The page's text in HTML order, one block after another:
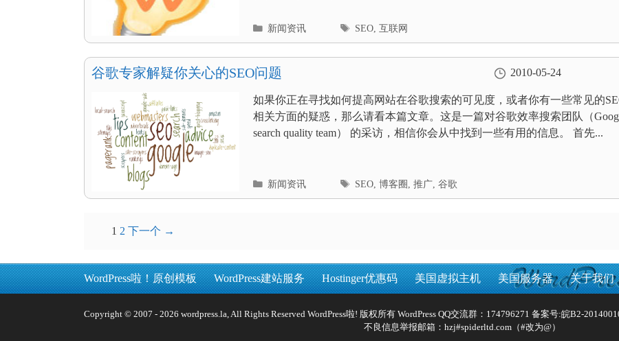
分
类
目
录
新闻资讯
标
签
SEO,互联网
谷歌专家解疑你关心的SEO问题 2010-05-24
如果你正在寻找如何提高网站在谷歌搜索的可见度，或者你有一些常见的
相关方面的疑惑，那么请看本篇文章。这是一篇对谷歌效率搜索团队（
search quality team） 的采访，相信你会从中找到一些有用的信息。 首先...
分
类
新闻资讯
标
签
SEO,博客圈 ,推广,谷歌
文
导
航
1 2 下一个 →
WordPress啦！原创模板 WordPress建站服务 Hostinger优惠码 美国虚拟主机 美国服务器 关于我们
Copyright © 2007 - 2026 wordpress.la, All Rights Reserved WordPress啦! 版权所有 WordPress QQ交流群：174796271 备案号:皖B2-
不良信息举报邮箱：hzj#spiderltd.com（#改为@）